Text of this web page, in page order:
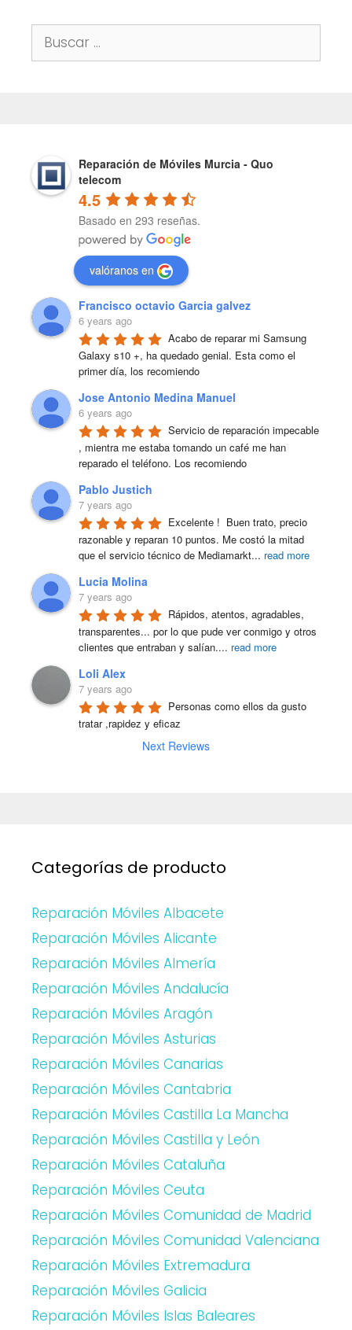
Buscar:
Reparación de Móviles Murcia - Quo
telecom
4.5
Basado en 293 reseñas.
valóranos en
Francisco octavio Garcia galvez
6 years ago
Acabo de reparar mi Samsung
Galaxy s10 +, ha quedado genial. Esta como el
primer día, los recomiendo
Jose Antonio Medina Manuel
6 years ago
Servicio de reparación impecable
, mientra me estaba tomando un café me han
reparado el teléfono. Los recomiendo
Pablo Justich
7 years ago
Excelente !  Buen trato, precio
razonable y reparan 10 puntos. Me costó la mitad
que el servicio técnico de Mediamarkt... read more
Lucia Molina
7 years ago
Rápidos, atentos, agradables,
transparentes... por lo que pude ver conmigo y otros
clientes que entraban y salían.... read more
Loli Alex
7 years ago
Personas como ellos da gusto
tratar ,rapidez y eficaz
Next Reviews
Categorías de producto
Reparación Móviles Albacete
Reparación Móviles Alicante
Reparación Móviles Almería
Reparación Móviles Andalucía
Reparación Móviles Aragón
Reparación Móviles Asturias
Reparación Móviles Canarias
Reparación Móviles Cantabria
Reparación Móviles Castilla La Mancha
Reparación Móviles Castilla y León
Reparación Móviles Cataluña
Reparación Móviles Ceuta
Reparación Móviles Comunidad de Madrid
Reparación Móviles Comunidad Valenciana
Reparación Móviles Extremadura
Reparación Móviles Galicia
Reparación Móviles Islas Baleares